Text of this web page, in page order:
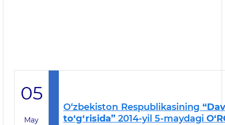
05
May
O‘zbekiston Respublikasining
to‘g‘risida” 2014-yil 5-maydagi